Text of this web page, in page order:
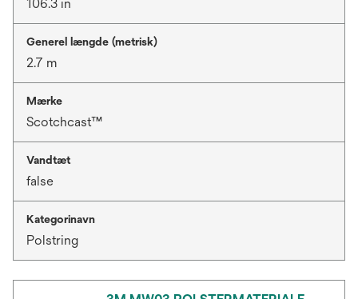
106.3 in
Generel længde (metrisk)
2.7 m
Mærke
Scotchcast™
Vandtæt
false
Kategorinavn
Polstring